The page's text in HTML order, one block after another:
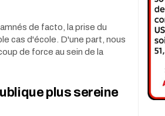
de facto, la prise du
cas d'école. D'une part, nous
de force au sein de la
plus sereine